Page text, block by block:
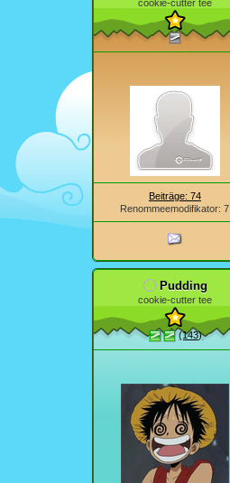
cookie-cutter tee
Beiträge: 74
Renommeemodifikator: 7
Pudding
cookie-cutter tee
(143)